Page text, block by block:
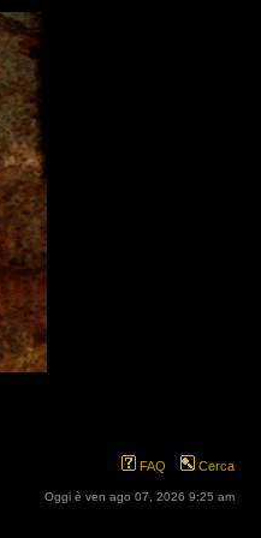
FAQ Cerca
Oggi è ven ago 07, 2026 9:25 am